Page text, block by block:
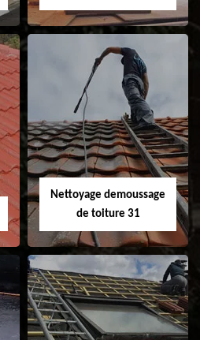
Isolation toiture 31
Nettoyage demoussage
de toiture 31
Nettoyage